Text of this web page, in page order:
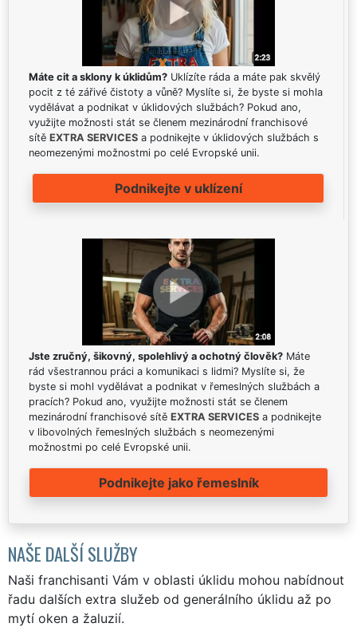
Máte cit a sklony k úklidům? Uklízíte ráda a máte pak skvělý
pocit z té zářivé čistoty a vůně? Myslíte si, že byste si mohla
vydělávat a podnikat v úklidových službách? Pokud ano,
využijte možnosti stát se členem mezinárodní franchisové
sítě EXTRA SERVICES a podnikejte v úklidových službách s
neomezenými možnostmi po celé Evropské unii.
Podnikejte v uklízení
Jste zručný, šikovný, spolehlivý a ochotný člověk? Máte
rád všestrannou práci a komunikaci s lidmi? Myslíte si, že
byste si mohl vydělávat a podnikat v řemeslných službách a
pracích? Pokud ano, využijte možnosti stát se členem
mezinárodní franchisové sítě EXTRA SERVICES a podnikejte
v libovolných řemeslných službách s neomezenými
možnostmi po celé Evropské unii.
Podnikejte jako řemeslník
NAŠE DALŠÍ SLUŽBY
Naši franchisanti Vám v oblasti úklidu mohou nabídnout
řadu dalších extra služeb od generálního úklidu až po
mytí oken a žaluzií.